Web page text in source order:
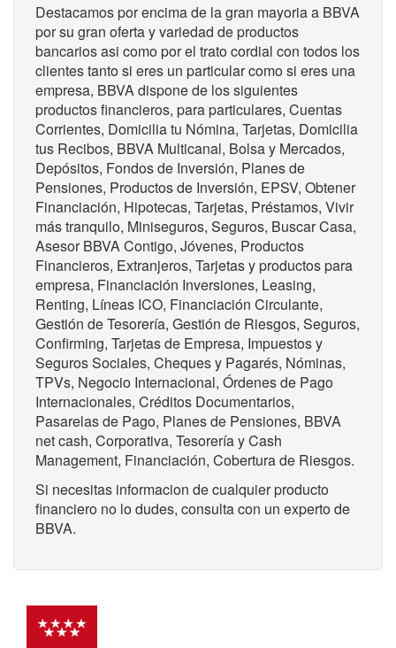
Destacamos por encima de la gran mayoria a BBVA
por su gran oferta y variedad de productos
bancarios asi como por el trato cordial con todos los
clientes tanto si eres un particular como si eres una
empresa, BBVA dispone de los siguientes
productos financieros, para particulares, Cuentas
Corrientes, Domicilia tu Nómina, Tarjetas, Domicilia
tus Recibos, BBVA Multicanal, Bolsa y Mercados,
Depósitos, Fondos de Inversión, Planes de
Pensiones, Productos de Inversión, EPSV, Obtener
Financiación, Hipotecas, Tarjetas, Préstamos, Vivir
más tranquilo, Miniseguros, Seguros, Buscar Casa,
Asesor BBVA Contigo, Jóvenes, Productos
Financieros, Extranjeros, Tarjetas y productos para
empresa, Financiación Inversiones, Leasing,
Renting, Líneas ICO, Financiación Circulante,
Gestión de Tesorería, Gestión de Riesgos, Seguros,
Confirming, Tarjetas de Empresa, Impuestos y
Seguros Sociales, Cheques y Pagarés, Nóminas,
TPVs, Negocio Internacional, Órdenes de Pago
Internacionales, Créditos Documentarios,
Pasarelas de Pago, Planes de Pensiones, BBVA
net cash, Corporativa, Tesorería y Cash
Management, Financiación, Cobertura de Riesgos.
Si necesitas informacion de cualquier producto
financiero no lo dudes, consulta con un experto de
BBVA.